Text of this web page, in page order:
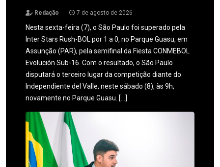
Redação 7 de agosto de 2026
Nesta sexta-feira (7), o São Paulo foi superado pela
Inter Stars Rush-BOL por 1 a 0, no Parque Guasu, em
Assunção (PAR), pela semifinal da Fiesta CONMEBOL
Evolución Sub-16. Com o resultado, o São Paulo
disputará o terceiro lugar da competição diante do
Independiente del Valle, neste sábado (8), às 9h,
novamente no Parque Guasu. […]